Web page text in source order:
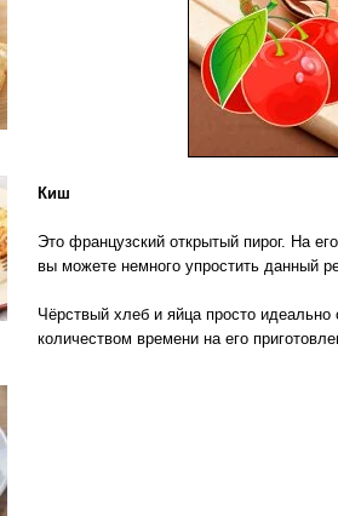
Киш
Это французский открытый пирог. На
вы можете немного упростить данный
Чёрствый хлеб и яйца просто
количеством времени на его